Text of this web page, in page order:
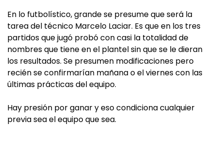
En lo futbolístico, grande se presume que será la
tarea del técnico Marcelo Laciar. Es que en los tres
partidos que jugó probó con casi la totalidad de
nombres que tiene en el plantel sin que se le dieran
los resultados. Se presumen modificaciones pero
recién se confirmarían mañana o el viernes con las
últimas prácticas del equipo.
Hay presión por ganar y eso condiciona cualquier
previa sea el equipo que sea.